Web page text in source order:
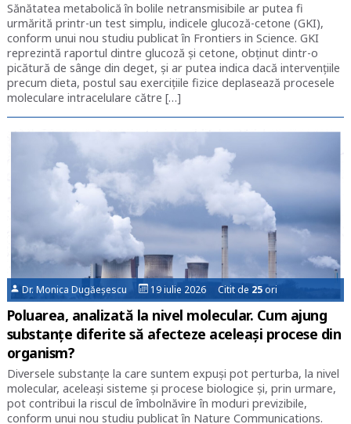
Sănătatea metabolică în bolile netransmisibile ar putea fi
urmărită printr-un test simplu, indicele glucoză-cetone (GKI),
conform unui nou studiu publicat în Frontiers in Science. GKI
reprezintă raportul dintre glucoză și cetone, obţinut dintr-o
picătură de sânge din deget, şi ar putea indica dacă intervențiile
precum dieta, postul sau exercițiile fizice deplasează procesele
moleculare intracelulare către […]
Dr. Monica Dugăeșescu 19 iulie 2026 Citit de 25ori
Poluarea, analizată la nivel molecular. Cum ajung
substanțe diferite să afecteze aceleași procese din
organism?
Diversele substanţe la care suntem expuși pot perturba, la nivel
molecular, aceleași sisteme şi procese biologice și, prin urmare,
pot contribui la riscul de îmbolnăvire în moduri previzibile,
conform unui nou studiu publicat în Nature Communications.